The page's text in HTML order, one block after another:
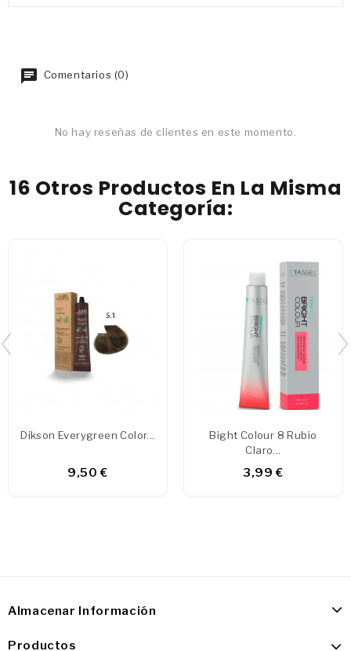
Comentarios (0)
No hay reseñas de clientes en este momento.
16 Otros Productos En La Misma
Categoría:
Dikson Everygreen Color...
9,50 €
Bight Colour 8 Rubio
Claro...
3,99 €
Almacenar Información
Productos